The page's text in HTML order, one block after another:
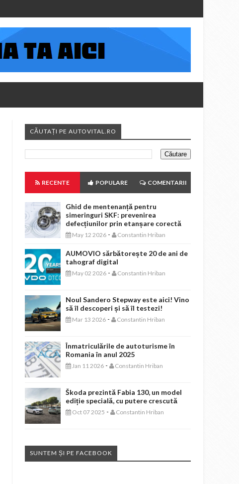
CĂUTAȚI PE AUTOVITAL.RO
RECENTE POPULARE COMENTARII
Ghid de mentenanță pentru
simeringuri SKF: prevenirea
defecțiunilor prin etanșare corectă
May 12 2026 - Constantin Hriban
AUMOVIO sărbătorește 20 de ani de
tahograf digital
May 02 2026 - Constantin Hriban
Noul Sandero Stepway este aici! Vino
să îl descoperi și să îl testezi!
Mar 13 2026 - Constantin Hriban
Înmatriculările de autoturisme în
Romania în anul 2025
Jan 11 2026 - Constantin Hriban
Škoda prezintă Fabia 130, un model
ediție specială, cu putere crescută
Oct 07 2025 - Constantin Hriban
SUNTEM ȘI PE FACEBOOK